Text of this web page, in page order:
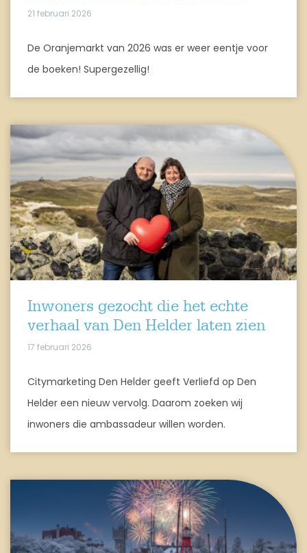
21 februari 2026
De Oranjemarkt van 2026 was er weer eentje voor
de boeken! Supergezellig!
Inwoners gezocht die het echte
verhaal van Den Helder laten zien
17 februari 2026
Citymarketing Den Helder geeft Verliefd op Den
Helder een nieuw vervolg. Daarom zoeken wij
inwoners die ambassadeur willen worden.